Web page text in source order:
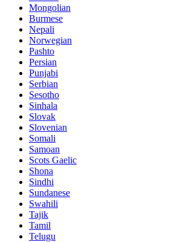
Mongolian
Burmese
Nepali
Norwegian
Pashto
Persian
Punjabi
Serbian
Sesotho
Sinhala
Slovak
Slovenian
Somali
Samoan
Scots Gaelic
Shona
Sindhi
Sundanese
Swahili
Tajik
Tamil
Telugu